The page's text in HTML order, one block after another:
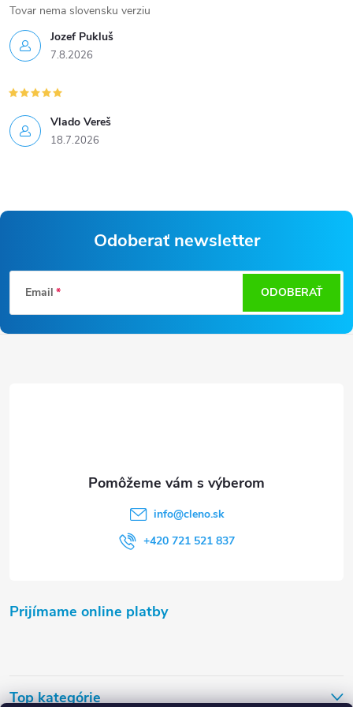
Jozef Pukluš
7.8.2026
Tovar nema slovensku verziu
Vlado Vereš
18.7.2026
Z
á
p
Odoberať newsletter
Email ODOBERAŤ
info@cleno.sk
+420 721 521 837
Prijímame online platby
Top kategórie